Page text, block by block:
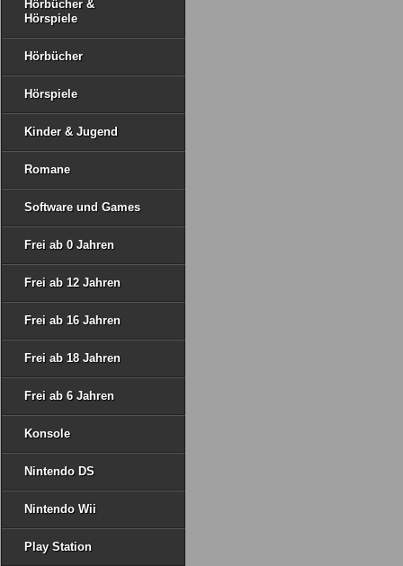
Hörbücher &
Hörspiele
Hörbücher
Hörspiele
Kinder & Jugend
Romane
Software und Games
Frei ab 0 Jahren
Frei ab 12 Jahren
Frei ab 16 Jahren
Frei ab 18 Jahren
Frei ab 6 Jahren
Konsole
Nintendo DS
Nintendo Wii
Play Station